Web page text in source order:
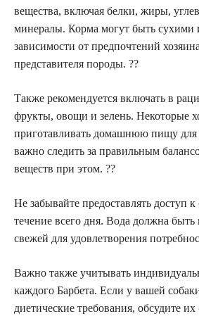
вещества, включая белки, жиры,
минералы. Корма могут быть
зависимости от предпочтений
представителя породы. ??
Также рекомендуется включать в
фрукты, овощи и зелень. Некоторые
приготавливать домашнюю пищу для
важно следить за правильным
веществ при этом. ??
Не забывайте предоставлять доступ
течение всего дня. Вода должна быть
свежей для удовлетворения
Важно также учитывать
каждого Барбета. Если у вашей
диетические требования, обсудите